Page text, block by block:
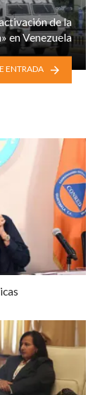
de la
en Venezuela
ENTRADA